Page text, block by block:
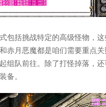
包括挑战特定的高级怪物，
赤月恶魔都是咱们需要重点
组队前往。除了打怪掉落，
备。